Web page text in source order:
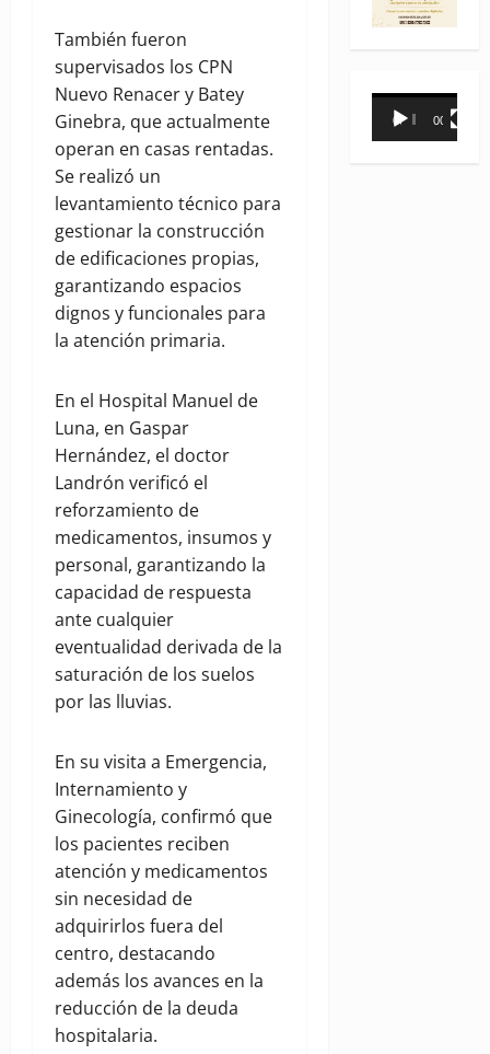
También fueron
supervisados los CPN
Nuevo Renacer y Batey
Ginebra, que actualmente
operan en casas rentadas.
Se realizó un
levantamiento técnico para
gestionar la construcción
de edificaciones propias,
garantizando espacios
dignos y funcionales para
la atención primaria.
En el Hospital Manuel de
Luna, en Gaspar
Hernández, el doctor
Landrón verificó el
reforzamiento de
medicamentos, insumos y
personal, garantizando la
capacidad de respuesta
ante cualquier
eventualidad derivada de la
saturación de los suelos
por las lluvias.
En su visita a Emergencia,
Internamiento y
Ginecología, confirmó que
los pacientes reciben
atención y medicamentos
sin necesidad de
adquirirlos fuera del
centro, destacando
además los avances en la
reducción de la deuda
hospitalaria.
Reproductor
00:00 00:31